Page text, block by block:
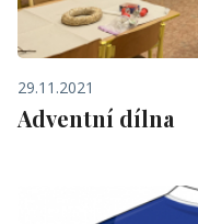
29.11.2021
Adventní dílna